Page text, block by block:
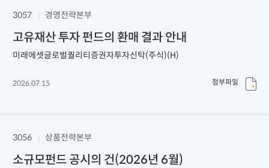
3057 경영전략본부
고유재산 투자 펀드의 환매 결과 안내
미래에셋글로벌퀄리티증권자투자신탁(주식)(H)
2026.07.15 첨부파일
3056 상품전략본부
소규모펀드 공시의 건(2026년 6월)